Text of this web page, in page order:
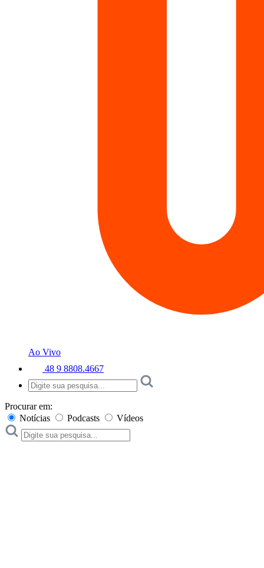
Ao Vivo
48 9 8808.4667
Procurar em:
Notícias
Podcasts Vídeos